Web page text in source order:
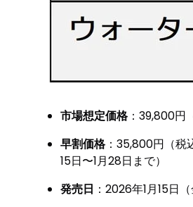
市場想定価格：39,800円
早割価格：35,800円（税
15日〜1月28日まで）
発売日 ：2026年1月15日（